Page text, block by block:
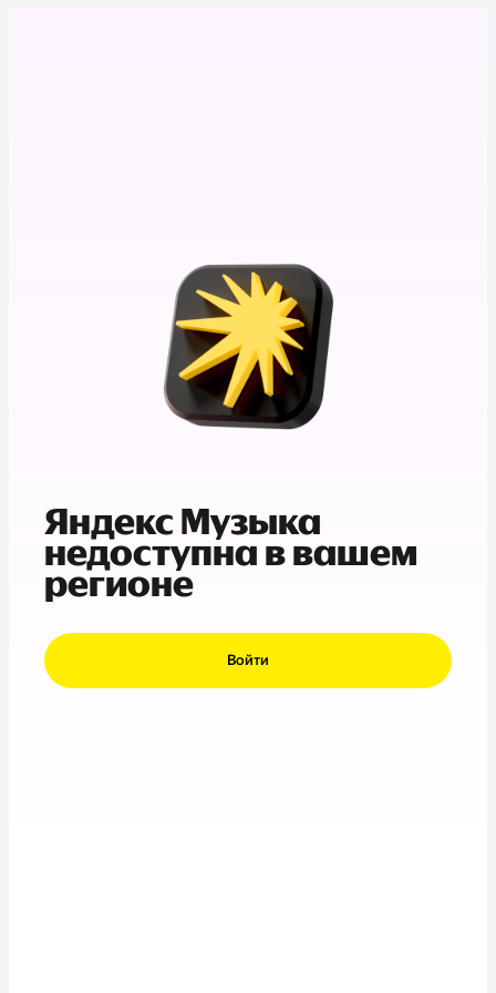
Яндекс Музыка
недоступна в вашем
регионе
Войти